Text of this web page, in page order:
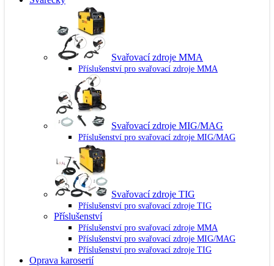
Svařovací zdroje MMA
Příslušenství pro svařovací zdroje MMA
Svařovací zdroje MIG/MAG
Příslušenství pro svařovací zdroje MIG/MAG
Svařovací zdroje TIG
Příslušenství pro svařovací zdroje TIG
Příslušenství
Příslušenství pro svařovací zdroje MMA
Příslušenství pro svařovací zdroje MIG/MAG
Příslušenství pro svařovací zdroje TIG
Oprava karoserií